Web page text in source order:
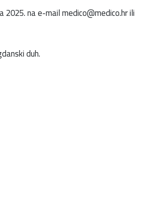
2025. na e-mailmedico@medico.hrili
duh.